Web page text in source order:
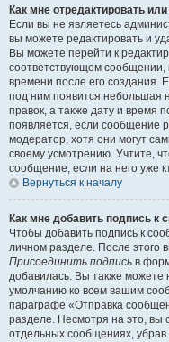
Как мне отредактировать
Если вы не являетесь
вы можете редактировать и
Вы можете перейти к
соответствующем сообщении,
времени после его создания.
под ним появится небольшая
правок, а также дату и время
появляется, если сообщение
модератор, хотя они могут
своему усмотрению. Учтите,
сообщение, если на него уже
Вернуться к началу
Как мне добавить подпись к
Чтобы добавить подпись к
личном разделе. После этого
Присоединить подпись в
добавилась. Вы также можете
умолчанию ко всем вашим
параграфе «Отправка
разделе. Несмотря на это, вы
отдельных сообщениях,